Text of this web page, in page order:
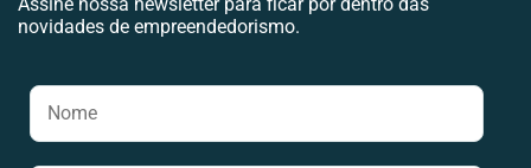
novidades de empreendedorismo.